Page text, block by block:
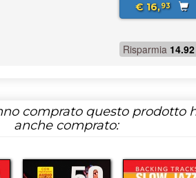
€ 16,93
Risparmia 14.92
comprato questo prodotto
anche comprato: